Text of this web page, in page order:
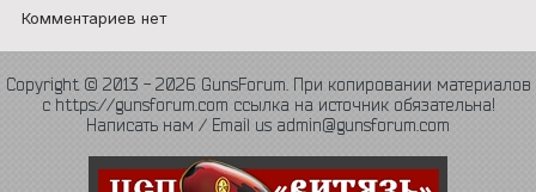
Комментариев нет
Copyright © 2013 - 2026 GunsForum. При копировании материалов
с https://gunsforum.com ссылка на источник обязательна!
Написать нам / Email us admin@gunsforum.com